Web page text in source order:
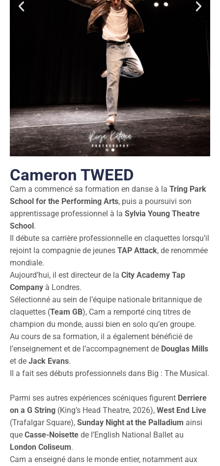
Cameron TWEED
Cam a commencé sa formation en danse à la Tring Park
School for the Performing Arts, puis a poursuivi son
apprentissage professionnel à la Sylvia Young Theatre
School.
Il débute sa carrière professionnelle en claquettes lorsqu’il
rejoint la compagnie de jeunes TAP Attack, de renommée
mondiale.
Aujourd’hui, il est directeur de la City Academy Tap
Company à Londres.
Sélectionné au sein de l’équipe nationale britannique de
claquettes (Team GB), Cam a remporté cinq titres de
champion du monde, aussi bien en solo qu’en groupe.
Au cours de sa formation, il a également bénéficié de
l’enseignement et de l’accompagnement de Douglas Mills
et de Jack Evans.
Il a fait ses débuts professionnels dans Big : The Musical.
Parmi ses autres expériences scéniques figurent Derriere
on a G String (King’s Head Theatre, 2026), West End Live
(Trafalgar Square), Sunday Night at the Palladium ainsi
que Casse-Noisette de l’English National Ballet au
London Coliseum.
Cam a enseigné dans le monde entier, notamment aux